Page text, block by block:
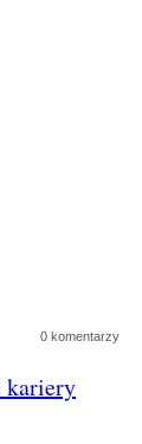
0 komentarzy
kariery